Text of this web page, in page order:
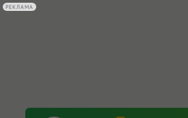
РЕКЛАМА